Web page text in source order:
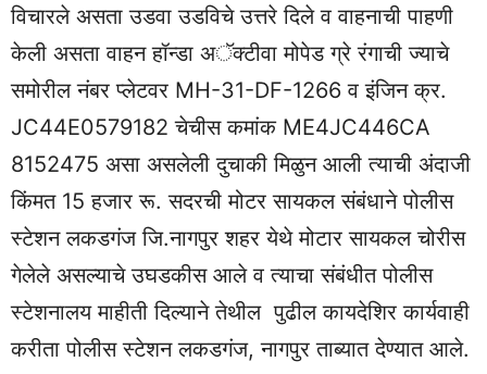
विचारले असता उडवा उडविचे उत्तरे दिले व वाहनाची पाहणी
केली असता वाहन हॉन्डा अॅक्टीवा मोपेड ग्रे रंगाची ज्याचे
समोरील नंबर प्लेटवर MH-31-DF-1266 व इंजिन क्र.
JC44E0579182 चेचीस कमांक ME4JC446CA
8152475 असा असलेली दुचाकी मिळुन आली त्याची अंदाजी
किंमत 15 हजार रू. सदरची मोटर सायकल संबंधाने पोलीस
स्टेशन लकडगंज जि.नागपुर शहर येथे मोटार सायकल चोरीस
गेलेले असल्याचे उघडकीस आले व त्याचा संबंधीत पोलीस
स्टेशनालय माहीती दिल्याने तेथील पुढील कायदेशिर कार्यवाही
करीता पोलीस स्टेशन लकडगंज, नागपुर ताब्यात देण्यात आले.